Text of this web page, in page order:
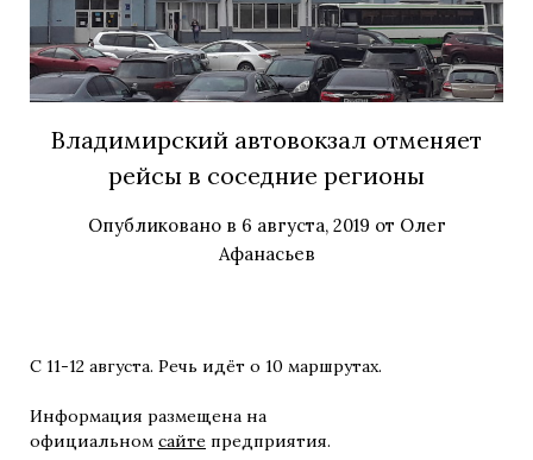
Владимирский автовокзал отменяет
рейсы в соседние регионы
Опубликовано в 6 августа, 2019 от Олег
Афанасьев
С 11-12 августа. Речь идёт о 10 маршрутах.
Информация размещена на
официальном сайте предприятия.